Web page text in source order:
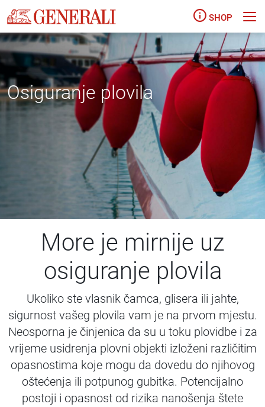
SHOP
Osiguranje plovila
More je mirnije uz
osiguranje plovila
Ukoliko ste vlasnik čamca, glisera ili jahte,
sigurnost vašeg plovila vam je na prvom mjestu.
Neosporna je činjenica da su u toku plovidbe i za
vrijeme usidrenja plovni objekti izloženi različitim
opasnostima koje mogu da dovedu do njihovog
oštećenja ili potpunog gubitka. Potencijalno
postoji i opasnost od rizika nanošenja štete